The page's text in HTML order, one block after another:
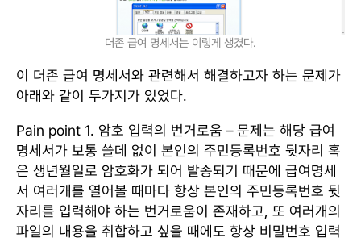
더존 급여 명세서는 이렇게 생겼다.
이 더존 급여 명세서와 관련해서 해결하고자 하는 문제가
아래와 같이 두가지가 있었다.
Pain point 1. 암호 입력의 번거로움 – 문제는 해당 급여
명세서가 보통 쓸데 없이 본인의 주민등록번호 뒷자리 혹
은 생년월일로 암호화가 되어 발송되기 때문에 급여명세
서 여러개를 열어볼 때마다 항상 본인의 주민등록번호 뒷
자리를 입력해야 하는 번거로움이 존재하고, 또 여러개의
파일의 내용을 취합하고 싶을 때에도 항상 비밀번호 입력